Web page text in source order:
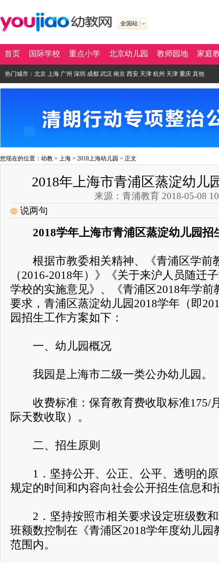
全国站
首页 国际学校 重点小学 北京幼儿园 教师园地 家庭
热门城市： 北京 上海 广州 深圳 成都 武汉 南京 西安 天津 杭州 天津 重庆 其他
您现在的位置： 幼教 > 上海 > 2018上海幼儿园 > 正文
2018年上海市青浦区蒸淀幼儿
来源：青浦教育 2018-05-08
说两句
2018学年上海市青浦区蒸淀幼儿园招
根据市教委相关精神、《青浦区学前
（2016-2018年）》《关于来沪人员随迁
学校的实施意见》、《青浦区2018年学前
要求，青浦区蒸淀幼儿园2018学年（即
园招生工作方案如下：
一、幼儿园概况
我园是上海市二级一类公办幼儿园。
收费标准：保育教育费收取标准175/
际天数收取）。
二、招生原则
1．坚持公开、公正、公平、透明的原
规定的时间和内容向社会公开招生信息和
2．坚持按照市相关要求设定班级数和
班额数控制在《青浦区2018学年度幼儿园
范围内。